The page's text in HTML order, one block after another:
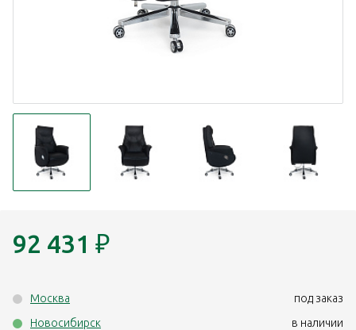
92 431 ₽
Москва
под заказ
Новосибирск
в наличии